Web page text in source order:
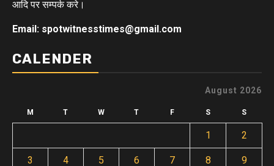
आदि पर सम्पर्क करे।
Email: spotwitnesstimes@gmail.com
CALENDER
August 2026
M T W T F S S
1 2
3 4 5 6 7 8 9